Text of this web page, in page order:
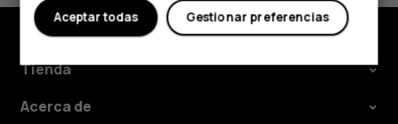
Tienda
Acerca de
Gestionar preferencias
Aceptar todas